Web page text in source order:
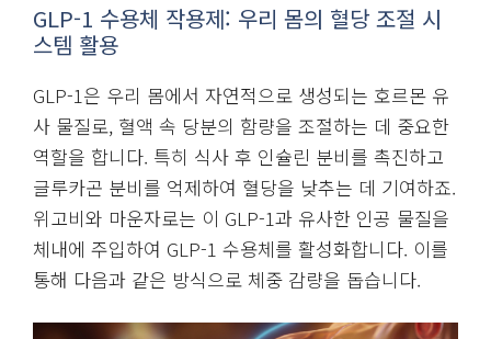
GLP-1 수용체 작용제: 우리 몸의 혈당 조절 시
스템 활용
GLP-1은 우리 몸에서 자연적으로 생성되는 호르몬 유
사 물질로, 혈액 속 당분의 함량을 조절하는 데 중요한
역할을 합니다. 특히 식사 후 인슐린 분비를 촉진하고
글루카곤 분비를 억제하여 혈당을 낮추는 데 기여하죠.
위고비와 마운자로는 이 GLP-1과 유사한 인공 물질을
체내에 주입하여 GLP-1 수용체를 활성화합니다. 이를
통해 다음과 같은 방식으로 체중 감량을 돕습니다.